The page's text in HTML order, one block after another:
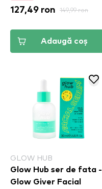
127,49 ron 149,99 ron
Adaugă coș
GLOW HUB
Glow Hub ser de fata -
Glow Giver Facial